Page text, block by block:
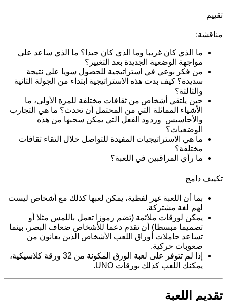
تقييم
مناقشة:
مواجهة الوضعية الجديدة بعد التغيير؟
والثالثة؟
الوضعيات؟
مختلفة؟
ما رأي المراقبين في اللعبة؟
تكييف دامج
لهم لغة مشتركة.
صعوبات حركية.
يمكنك اللعب كذلك بورقات UNO.
تقديم اللعبة